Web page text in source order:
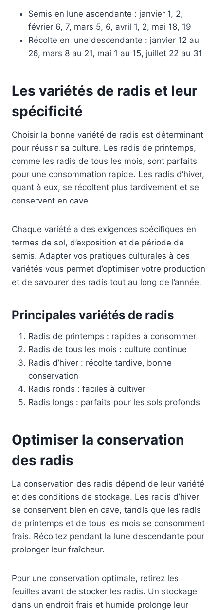
Semis en lune ascendante : janvier 1, 2,
février 6, 7, mars 5, 6, avril 1, 2, mai 18, 19
Récolte en lune descendante : janvier 12 au
26, mars 8 au 21, mai 1 au 15, juillet 22 au 31
Les variétés de radis et leur
spécificité
Choisir la bonne variété de radis est déterminant
pour réussir sa culture. Les radis de printemps,
comme les radis de tous les mois, sont parfaits
pour une consommation rapide. Les radis d’hiver,
quant à eux, se récoltent plus tardivement et se
conservent en cave.
Chaque variété a des exigences spécifiques en
termes de sol, d’exposition et de période de
semis. Adapter vos pratiques culturales à ces
variétés vous permet d’optimiser votre production
et de savourer des radis tout au long de l’année.
Principales variétés de radis
Radis de printemps : rapides à consommer
Radis de tous les mois : culture continue
Radis d’hiver : récolte tardive, bonne
conservation
Radis ronds : faciles à cultiver
Radis longs : parfaits pour les sols profonds
Optimiser la conservation
des radis
La conservation des radis dépend de leur variété
et des conditions de stockage. Les radis d’hiver
se conservent bien en cave, tandis que les radis
de printemps et de tous les mois se consomment
frais. Récoltez pendant la lune descendante pour
prolonger leur fraîcheur.
Pour une conservation optimale, retirez les
feuilles avant de stocker les radis. Un stockage
dans un endroit frais et humide prolonge leur